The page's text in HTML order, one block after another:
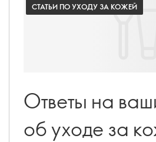
СТАТЬИ ПО УХОДУ ЗА КОЖЕЙ
Ответы на
об уходе за